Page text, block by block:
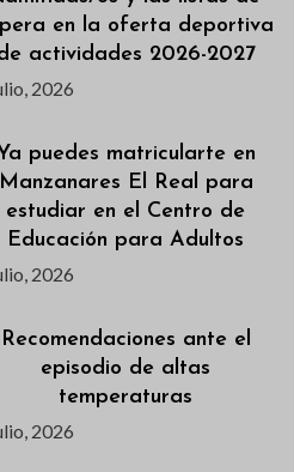
en la oferta deportiva
actividades 2026-2027
2026
puedes matricularte en
Manzanares El Real para
estudiar en el Centro de
Educación para Adultos
2026
Recomendaciones ante el
episodio de altas
temperaturas
2026